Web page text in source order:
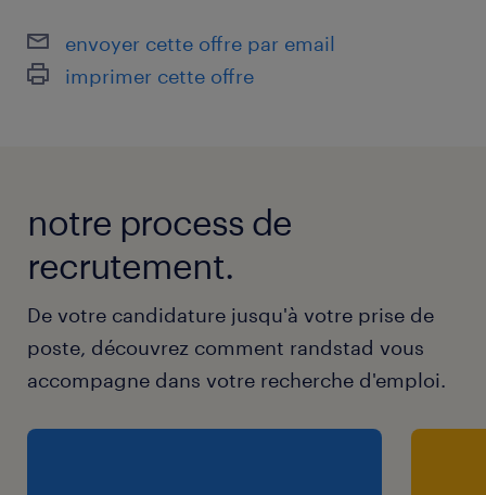
envoyer cette offre par email
imprimer cette offre
notre process de
recrutement.
De votre candidature jusqu'à votre prise de
poste, découvrez comment randstad vous
accompagne dans votre recherche d'emploi.